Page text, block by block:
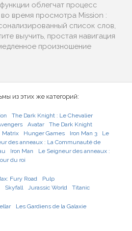
облегчат процесс
во время просмотра Mission :
список слов,
выучить, простая навигация
произношение
из этих же категорий:
The Dark Knight : Le Chevalier
Avatar
The Dark Knight
Matrix Hunger Games Iron Man 3
Le
des anneaux : La Communauté de
Iron Man
Le Seigneur des anneaux :
du roi
Fury Road
Pulp
Skyfall Jurassic World Titanic
Les Gardiens de la Galaxie